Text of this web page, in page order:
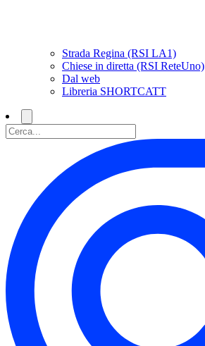
Strada Regina (RSI LA1)
Chiese in diretta (RSI ReteUno)
Dal web
Libreria SHORTCATT